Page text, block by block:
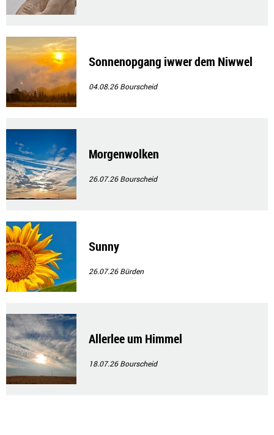
Sonnenopgang iwwer dem Niwwel
04.08.26Bourscheid
Morgenwolken
26.07.26Bourscheid
Sunny
26.07.26Bürden
Allerlee um Himmel
18.07.26Bourscheid